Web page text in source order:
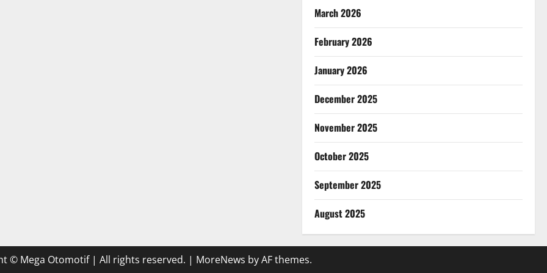
March 2026
February 2026
January 2026
December 2025
November 2025
October 2025
September 2025
August 2025
© Mega Otomotif | All rights reserved. | MoreNews by AF themes.